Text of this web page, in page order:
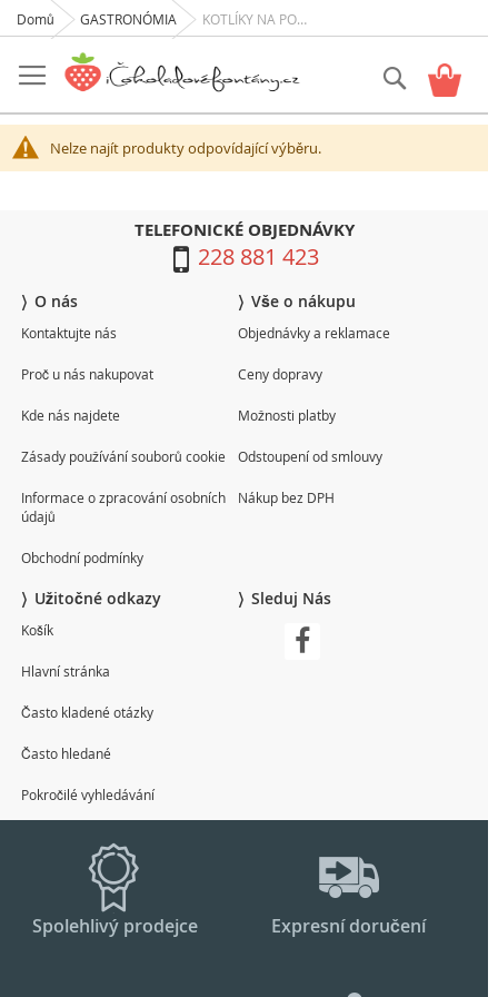
na
obsah
Můj
Hledat
Domů GASTRONÓMIA KOTLÍKY NA POLÉVKU
Nelze najít produkty odpovídající výběru.
TELEFONICKÉ OBJEDNÁVKY
228 881 423
O nás
Kontaktujte nás
Proč u nás nakupovat
Kde nás najdete
Zásady používání souborů cookie
Informace o zpracování osobních
údajů
Obchodní podmínky
Vše o nákupu
Objednávky a reklamace
Ceny dopravy
Možnosti platby
Odstoupení od smlouvy
Nákup bez DPH
Užitočné odkazy
Košík
Hlavní stránka
Často kladené otázky
Často hledané
Pokročilé vyhledávání
Sleduj Nás
Spolehlivý prodejce Expresní doručení